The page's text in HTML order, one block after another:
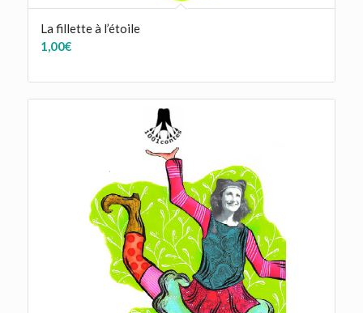
La fillette à l’étoile
1,00€